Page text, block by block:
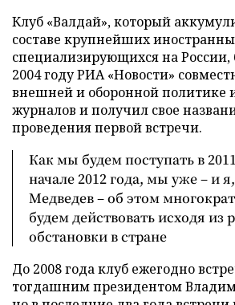
Клуб «Валдай», который
составе крупнейших
специализирующихся на России,
2004 году РИА «Новости»
внешней и оборонной политике
журналов и получил свое
проведения первой встречи.
Как мы будем поступать в
начале 2012 года, мы уже – и
Медведев – об этом
будем действовать исходя из
обстановки в стране
До 2008 года клуб ежегодно
тогдашним президентом